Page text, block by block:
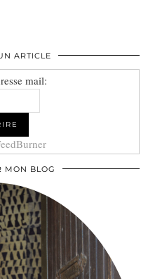
ARTICLE
mail:
MON BLOG